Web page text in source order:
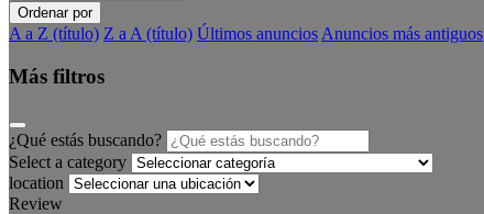
Ordenar por
A a Z (título) Z a A (título) Últimos anuncios Anuncios más antiguos
Más filtros
¿Qué estás buscando?
Select a category
location
Review